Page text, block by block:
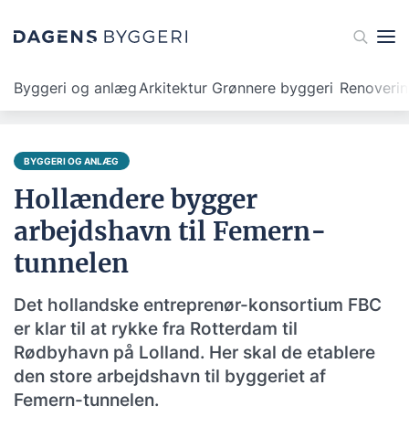
Byggeri og anlægArkitektur Grønnere byggeri
BYGGERI OG ANLÆG
Hollændere bygger
arbejdshavn til Femern-
tunnelen
Det hollandske entreprenør-konsortium FBC
er klar til at rykke fra Rotterdam til
Rødbyhavn på Lolland. Her skal de etablere
den store arbejdshavn til byggeriet af
Femern-tunnelen.